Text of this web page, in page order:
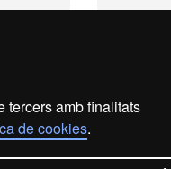
tercers amb finalitats
de cookies.
de dades Sobre el
Autònoma